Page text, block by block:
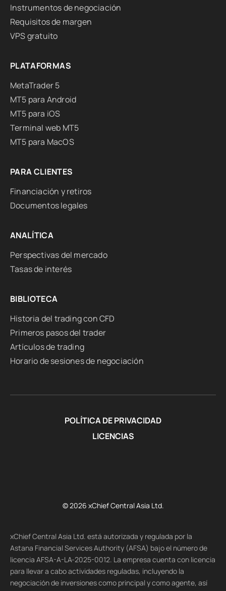
Instrumentos de negociación
Requisitos de margen
VPS gratuito
PLATAFORMAS
MetaTrader 5
MT5 para Android
MT5 para iOS
Terminal web MT5
MT5 para MacOS
PARA CLIENTES
Financiación y retiros
Documentos legales
ANALÍTICA
Perspectivas del mercado
Tasas de interés
BIBLIOTECA
Historia del trading con CFD
Primeros pasos del trader
Artículos de trading
Horario de sesiones de negociación
POLÍTICA DE PRIVACIDAD
LICENCIAS
© 2026 xChief Central Asia Ltd.
xChief Central Asia Ltd. está autorizada y regulada por la
Astana Financial Services Authority (AFSA) bajo el número de
licencia AFSA-A-LA-2025-0012. La empresa cuenta con licencia
para llevar a cabo actividades reguladas, incluyendo la
negociación de inversiones como principal y como agente, así